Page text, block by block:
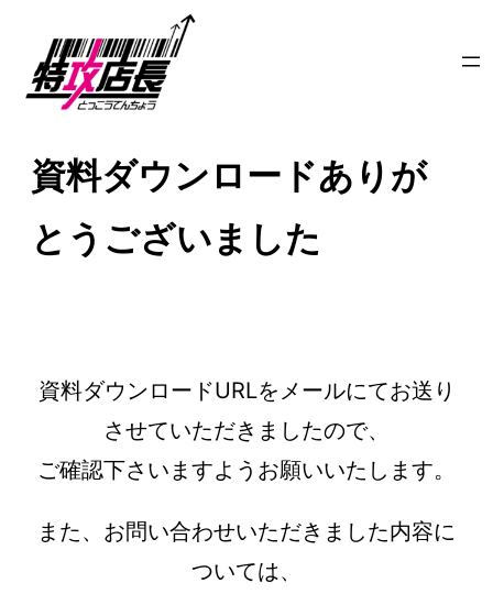
を
資料ダウンロードありが
とうございました
資料ダウンロードURLをメールにてお送り
させていただきましたので、
ご確認下さいますようお願いいたします。
また、お問い合わせいただきました内容に
ついては、